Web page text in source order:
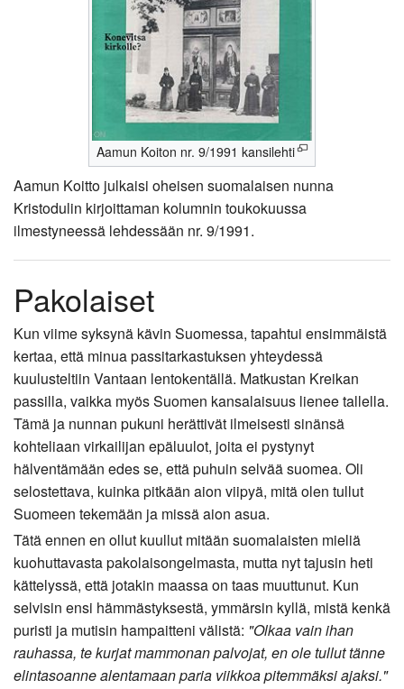
Aamun Koiton nr. 9/1991 kansilehti
Aamun Koitto julkaisi oheisen suomalaisen nunna
Kristodulin kirjoittaman kolumnin toukokuussa
ilmestyneessä lehdessään nr. 9/1991.
Pakolaiset
Kun viime syksynä kävin Suomessa, tapahtui ensimmäistä
kertaa, että minua passitarkastuksen yhteydessä
kuulusteltiin Vantaan lentokentällä. Matkustan Kreikan
passilla, vaikka myös Suomen kansalaisuus lienee tallella.
Tämä ja nunnan pukuni herättivät ilmeisesti sinänsä
kohteliaan virkailijan epäluulot, joita ei pystynyt
hälventämään edes se, että puhuin selvää suomea. Oli
selostettava, kuinka pitkään aion viipyä, mitä olen tullut
Suomeen tekemään ja missä aion asua.
Tätä ennen en ollut kuullut mitään suomalaisten mieliä
kuohuttavasta pakolaisongelmasta, mutta nyt tajusin heti
kättelyssä, että jotakin maassa on taas muuttunut. Kun
selvisin ensi hämmästyksestä, ymmärsin kyllä, mistä kenkä
puristi ja mutisin hampaitteni välistä: "Olkaa vain ihan
rauhassa, te kurjat mammonan palvojat, en ole tullut tänne
elintasoanne alentamaan paria viikkoa pitemmäksi ajaksi."